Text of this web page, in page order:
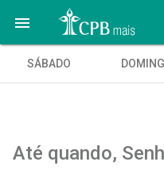

SÁBADO
Até quando,